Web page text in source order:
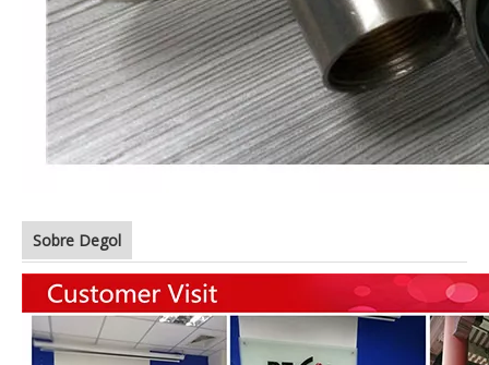
Sobre Degol